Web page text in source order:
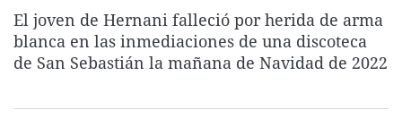
La rosa de los vientos
Gente viajera
Caso
Retornados
Operación Viuda
Extremadura
Galicia
Navarra
Virales
Televisión
El joven de Hernani falleció por herida de arma
blanca en las inmediaciones de una discoteca
de San Sebastián la mañana de Navidad de 2022